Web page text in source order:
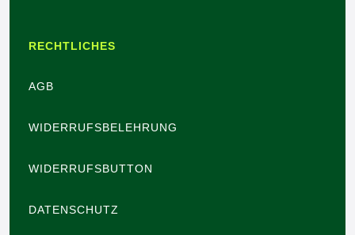
RECHTLICHES
AGB
WIDERRUFSBELEHRUNG
WIDERRUFSBUTTON
DATENSCHUTZ